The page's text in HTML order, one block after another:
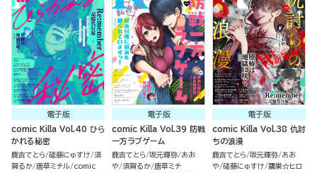
電子版
comic Killa Vol.40 ひら
かれる秘密
鹿吉てとら 磋藤にゅすけ 須
賀るか 唐草ミチル comic
電子版
comic Killa Vol.39 防戦
一方ラブゲーム
鹿吉てとら 坂元輝弥 あお
や 須賀るか 唐草ミチ
電子版
comic Killa Vol.38 仇討
ちの浪漫
鹿吉てとら 坂元輝弥 あお
や 磋藤にゅすけ 鷹巣☆ヒロ